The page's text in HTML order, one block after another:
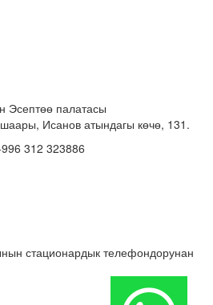
Эсептөө палатасы
Исанов атындагы көчө, 131.
312 323886
стационардык телефондорунан